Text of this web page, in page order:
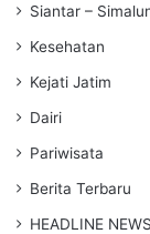
Siantar –
Kesehatan
Kejati Jatim
Dairi
Pariwisata
Berita Terbaru
HEADLINE NEWS